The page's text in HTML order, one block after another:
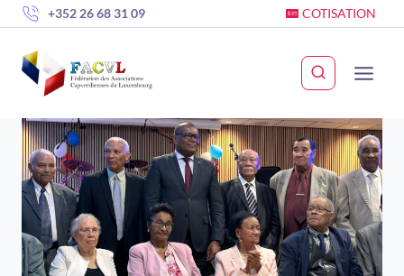
Skip
to
content
+352 26 68 31 09 COTISATION